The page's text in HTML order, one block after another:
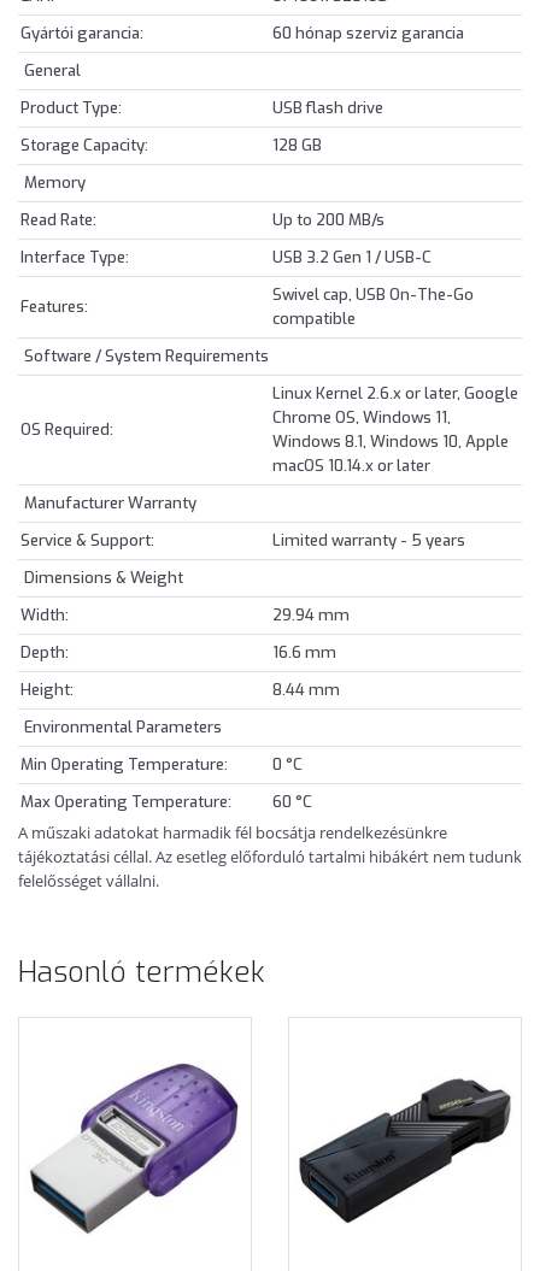
Gyártói garancia:
60 hónap szerviz garancia
General
Product Type:
USB flash drive
Storage Capacity:
128 GB
Memory
Read Rate:
Up to 200 MB/s
Interface Type:
USB 3.2 Gen 1 / USB-C
Features:
Swivel cap, USB On-The-Go
compatible
Software / System Requirements
OS Required:
Linux Kernel 2.6.x or later, Google
Chrome OS, Windows 11,
Windows 8.1, Windows 10, Apple
macOS 10.14.x or later
Manufacturer Warranty
Service & Support:
Limited warranty - 5 years
Dimensions & Weight
Width:
29.94 mm
Depth:
16.6 mm
Height:
8.44 mm
Environmental Parameters
Min Operating Temperature:
0 °C
Max Operating Temperature:
60 °C
A műszaki adatokat harmadik fél bocsátja rendelkezésünkre
tájékoztatási céllal. Az esetleg előforduló tartalmi hibákért nem tudunk
felelősséget vállalni.
Hasonló termékek